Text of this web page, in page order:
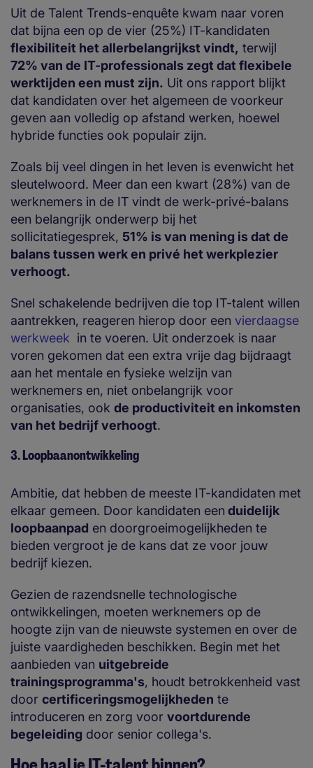
Uit de Talent Trends-enquête kwam naar voren
dat bijna een op de vier (25%) IT-kandidaten
flexibiliteit het allerbelangrijkst vindt, terwijl
72% van de IT-professionals zegt dat flexibele
werktijden een must zijn. Uit ons rapport blijkt
dat kandidaten over het algemeen de voorkeur
geven aan volledig op afstand werken, hoewel
hybride functies ook populair zijn.
Zoals bij veel dingen in het leven is evenwicht het
sleutelwoord. Meer dan een kwart (28%) van de
werknemers in de IT vindt de werk-privé-balans
een belangrijk onderwerp bij het
sollicitatiegesprek, 51% is van mening is dat de
balans tussen werk en privé het werkplezier
verhoogt.
Snel schakelende bedrijven die top IT-talent willen
aantrekken, reageren hierop door een vierdaagse
werkweek in te voeren. Uit onderzoek is naar
voren gekomen dat een extra vrije dag bijdraagt
aan het mentale en fysieke welzijn van
werknemers en, niet onbelangrijk voor
organisaties, ook de productiviteit en inkomsten
van het bedrijf verhoogt.
3. Loopbaanontwikkeling
Ambitie, dat hebben de meeste IT-kandidaten met
elkaar gemeen. Door kandidaten een duidelijk
loopbaanpad en doorgroeimogelijkheden te
bieden vergroot je de kans dat ze voor jouw
bedrijf kiezen.
Gezien de razendsnelle technologische
ontwikkelingen, moeten werknemers op de
hoogte zijn van de nieuwste systemen en over de
juiste vaardigheden beschikken. Begin met het
aanbieden van uitgebreide
trainingsprogramma's, houdt betrokkenheid vast
door certificeringsmogelijkheden te
introduceren en zorg voor voortdurende
begeleiding door senior collega's.